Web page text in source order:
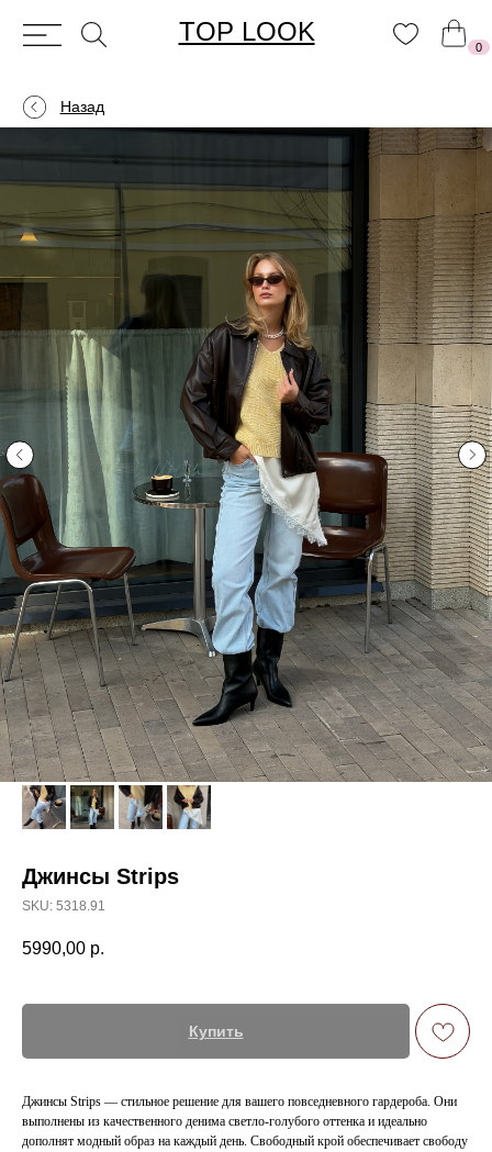
TOP LOOK
Джинсы Strips
SKU: 5318.91
5990,00 р.
Купить
Джинсы Strips — стильное решение для вашего повседневного гардероба. Они
выполнены из качественного денима светло-голубого оттенка и идеально
дополнят модный образ на каждый день. Свободный крой обеспечивает свободу